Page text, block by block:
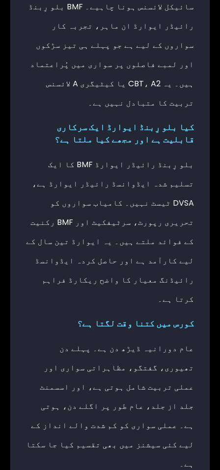
سائیکل لائسنس ہونا چاہیے۔ BMF بلو رِبنڈ
رائیڈر ایوارڈ ان ماہر، تجربہ کار
سواروں کے لیے ہے جو پہلے ہی تیز سڑکوں
اور لمبے فاصلوں پر سواری میں پُراعتماد
ہیں۔ یہ CBT، A2 یا کیٹیگری A لائسنس
تربیت کا متبادل نہیں ہے۔
کیا بلو رِبنڈ ایوارڈ ایک سرکاری
قابلیت ہے اور مجھے کیا ملتا ہے؟
بلو رِبنڈ رائیڈر ایوارڈ BMF کا ایک
تسلیم شدہ ایڈوانسڈ رائیڈر ایوارڈ ہے،
DVSA ٹیسٹ نہیں۔ کامیاب سواروں کو
تحریری رپورٹ، سرٹیفکیٹ اور BMF رکنیت
کے فوائد ملتے ہیں۔ یہ ایوارڈ تین سال کے
لیے کارآمد ہے اور حاصل کردہ ایڈوانسڈ
رائیڈنگ معیار کا واضح ریکارڈ فراہم
کرتا ہے۔
کورس میں کتنا وقت لگتا ہے؟
عام دورانیہ ڈیڑھ دن ہے۔ پہلے دن
تھیوری، گفتگو، مظاہراتی سواری اور
عملی تربیت شامل ہوتی ہے، اور اسسمنٹ
جلد از جلد، عام طور پر اگلے دن، ہوتی
ہے۔ عملی سواری کو کم شدت والے انداز کے
لیے کئی سیشنز میں بھی تقسیم کیا جا سکتا
ہے۔